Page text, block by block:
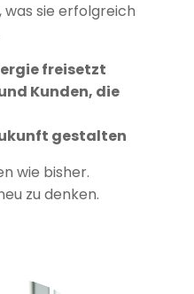
was sie erfolgreich
freisetzt
Kunden, die
gestalten
wie bisher.
zu denken.